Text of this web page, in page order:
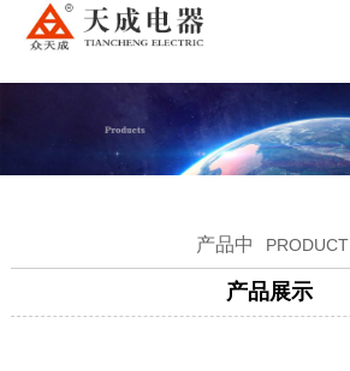
开云手机站官网
产品中 PRODUCT
产品展示